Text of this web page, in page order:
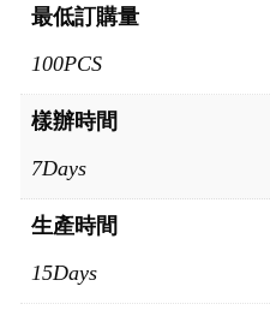
最低訂購量
100PCS
樣辦時間
7Days
生產時間
15Days